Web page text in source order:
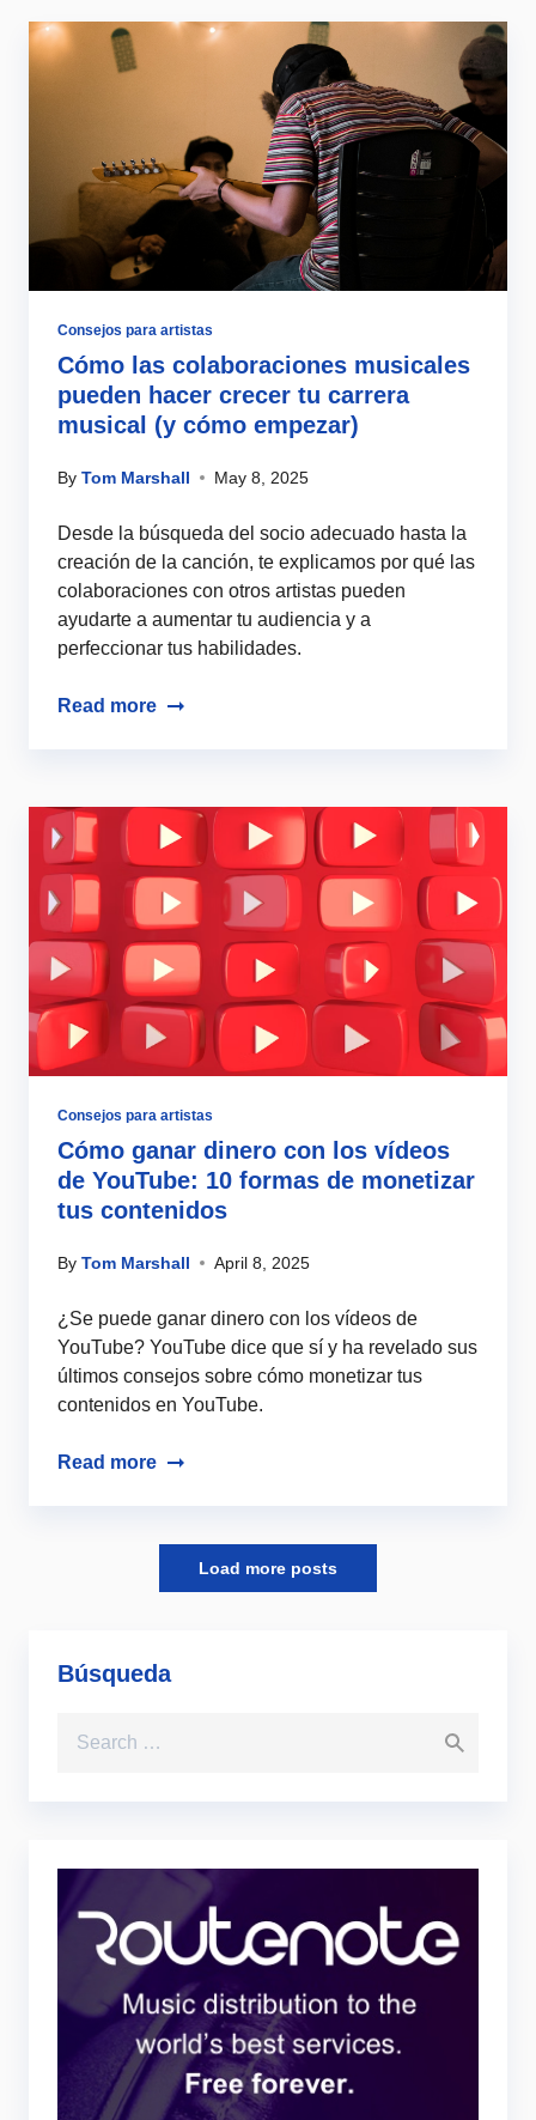
Consejos para artistas
Cómo las colaboraciones musicales
pueden hacer crecer tu carrera
musical (y cómo empezar)
By Tom Marshall May 8, 2025
Desde la búsqueda del socio adecuado hasta la
creación de la canción, te explicamos por qué las
colaboraciones con otros artistas pueden
ayudarte a aumentar tu audiencia y a
perfeccionar tus habilidades.
Read more
Consejos para artistas
Cómo ganar dinero con los vídeos
de YouTube: 10 formas de monetizar
tus contenidos
By Tom Marshall April 8, 2025
¿Se puede ganar dinero con los vídeos de
YouTube? YouTube dice que sí y ha revelado sus
últimos consejos sobre cómo monetizar tus
contenidos en YouTube.
Read more
Load more posts
Búsqueda